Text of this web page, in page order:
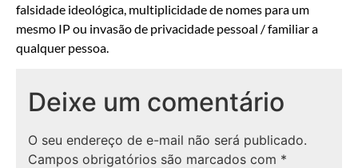
falsidade ideológica, multiplicidade de nomes para um
mesmo IP ou invasão de privacidade pessoal / familiar a
qualquer pessoa.
Deixe um comentário
O seu endereço de e-mail não será publicado.
Campos obrigatórios são marcados com *